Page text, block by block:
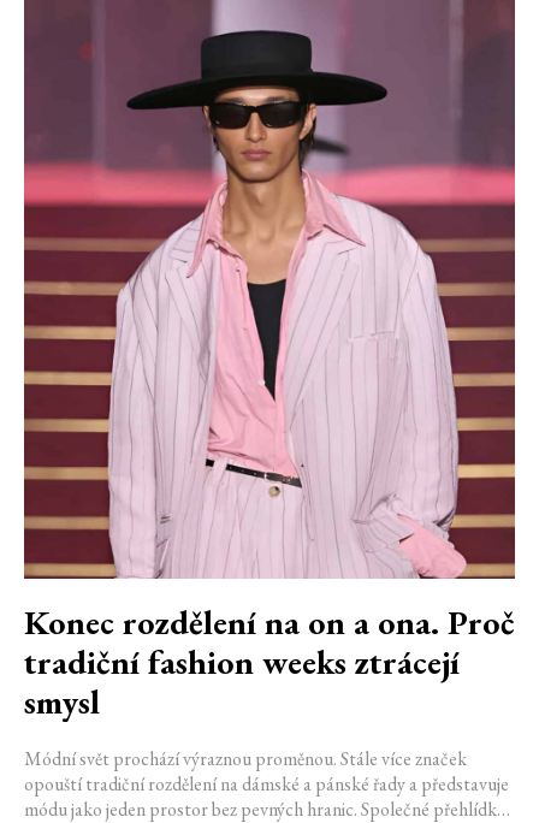
Konec rozdělení na on a ona. Proč
tradiční fashion weeks ztrácejí
smysl
Módní svět prochází výraznou proměnou. Stále více značek
opouští tradiční rozdělení na dámské a pánské řady a představuje
módu jako jeden prostor bez pevných hranic. Společné přehlídky,